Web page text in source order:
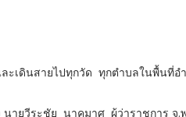
ะเดินสายไปทุกวัด ทุกตำบลในพื้นที่อ
ายวีระชัย นาคมาศ ผู้ว่าราชการ จ.